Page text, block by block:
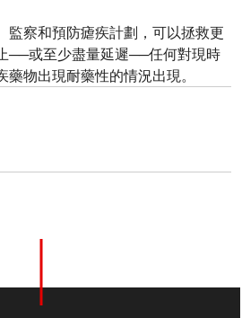
監察和預防瘧疾計劃，可以拯救更
──或至少盡量延遲──任何對現時
物出現耐藥性的情況出現。